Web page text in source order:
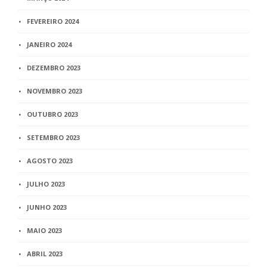
FEVEREIRO 2024
JANEIRO 2024
DEZEMBRO 2023
NOVEMBRO 2023
OUTUBRO 2023
SETEMBRO 2023
AGOSTO 2023
JULHO 2023
JUNHO 2023
MAIO 2023
ABRIL 2023